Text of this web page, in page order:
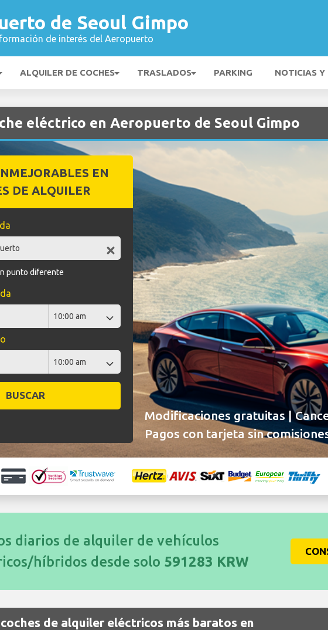
de Seoul Gimpo
de interés del Aeropuerto
ALQUILER DE COCHES TRASLADOS PARKING NOTICIAS Y
eléctrico en Aeropuerto de Seoul Gimpo
EN
DE ALQUILER
punto diferente
BUSCAR
Modificaciones gratuitas |
Pagos con tarjeta sin
diarios de alquiler de vehículos
híbridos desde solo 591283 KRW
coches de alquiler eléctricos más baratos en